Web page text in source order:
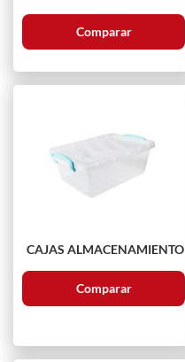
Comparar
CAJAS ALMACENAMIENTO
Comparar